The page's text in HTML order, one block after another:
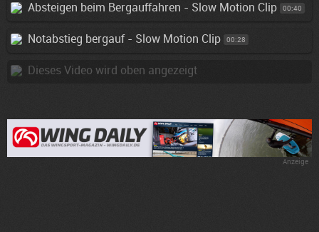
Absteigen beim Bergauffahren - Slow Motion Clip 00:40
Notabstieg bergauf - Slow Motion Clip 00:28
Dieses Video wird oben angezeigt
Anzeige